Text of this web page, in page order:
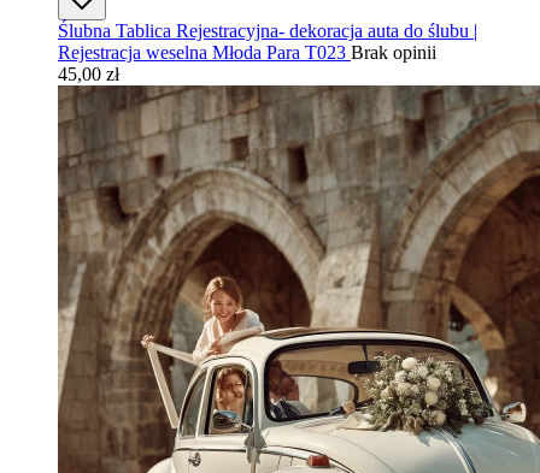
Ślubna Tablica Rejestracyjna- dekoracja auta do ślubu |
Rejestracja weselna Młoda Para T023 Brak opinii
45,00 zł